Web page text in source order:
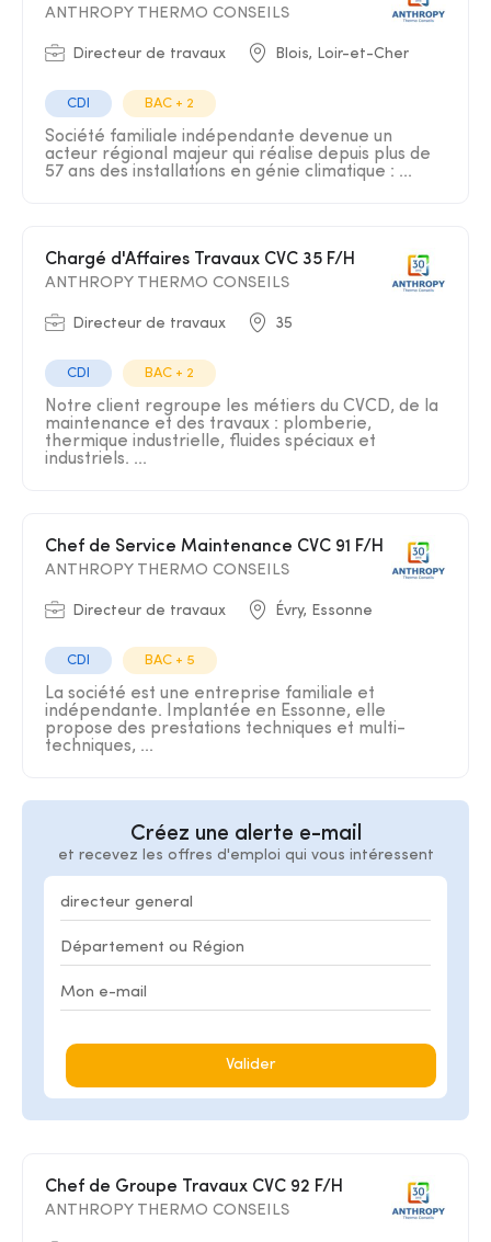
ANTHROPY THERMO CONSEILS
Directeur de travaux Blois, Loir-et-Cher
CDI BAC + 2
Société familiale indépendante devenue un
acteur régional majeur qui réalise depuis plus de
57 ans des installations en génie climatique : ...
Chargé d'Affaires Travaux CVC 35 F/H
ANTHROPY THERMO CONSEILS
Directeur de travaux 35
CDI BAC + 2
Notre client regroupe les métiers du CVCD, de la
maintenance et des travaux : plomberie,
thermique industrielle, fluides spéciaux et
industriels. ...
Chef de Service Maintenance CVC 91 F/H
ANTHROPY THERMO CONSEILS
Directeur de travaux Évry, Essonne
CDI BAC + 5
La société est une entreprise familiale et
indépendante. Implantée en Essonne, elle
propose des prestations techniques et multi-
techniques, ...
Créez une alerte e-mail
et recevez les offres d'emploi qui vous intéressent
Valider
Chef de Groupe Travaux CVC 92 F/H
ANTHROPY THERMO CONSEILS